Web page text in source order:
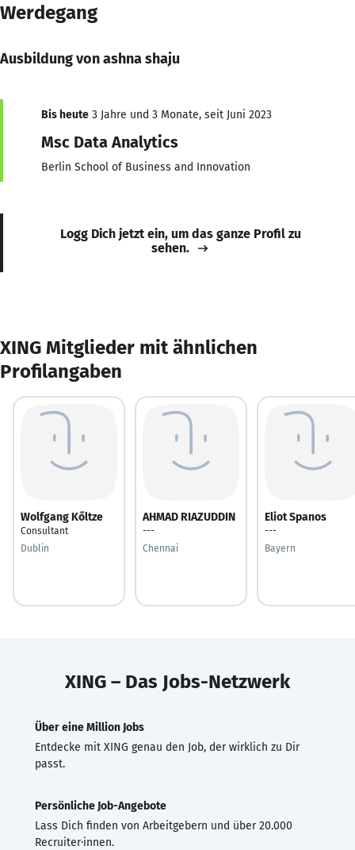
Werdegang
Ausbildung von ashna shaju
Bis heute 3 Jahre und 3 Monate, seit Juni 2023
Msc Data Analytics
Berlin School of Business and Innovation
Logg Dich jetzt ein, um das ganze Profil zu
sehen.
XING Mitglieder mit ähnlichen
Profilangaben
Wolfgang Kőltze
Consultant
Dublin
AHMAD RIAZUDDIN
---
Chennai
Eliot Spanos
---
Bayern
XING – Das Jobs-Netzwerk
Über eine Million Jobs
Entdecke mit XING genau den Job, der wirklich zu Dir
passt.
Persönliche Job-Angebote
Lass Dich finden von Arbeitgebern und über 20.000
Recruiter·innen.